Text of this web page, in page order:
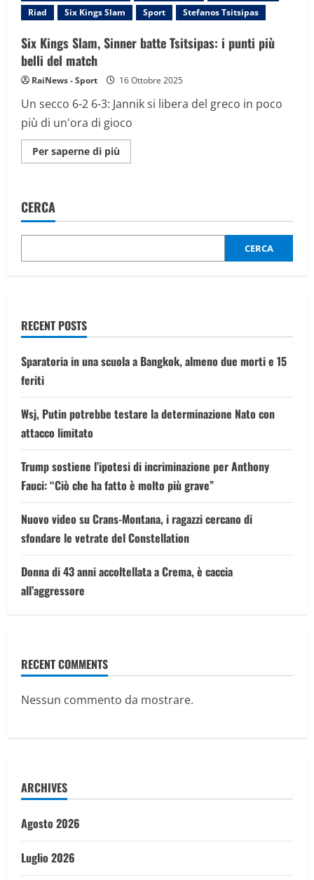
Riad
Six Kings Slam Sport Stefanos Tsitsipas
Six Kings Slam, Sinner batte Tsitsipas: i punti più
belli del match
RaiNews - Sport 16 Ottobre 2025
Un secco 6-2 6-3: Jannik si libera del greco in poco
più di un'ora di gioco
Per saperne di più
informazioni
batte
i
più
CERCA
CERCA
RECENT POSTS
Sparatoria in una scuola a Bangkok, almeno due morti e 15
feriti
Wsj, Putin potrebbe testare la determinazione Nato con
attacco limitato
Trump sostiene l’ipotesi di incriminazione per Anthony
Fauci: “Ciò che ha fatto è molto più grave”
Nuovo video su Crans-Montana, i ragazzi cercano di
sfondare le vetrate del Constellation
Donna di 43 anni accoltellata a Crema, è caccia
all’aggressore
RECENT COMMENTS
Nessun commento da mostrare.
ARCHIVES
Agosto 2026
Luglio 2026